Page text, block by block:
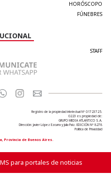
HORÓSCOPO
FÚNEBRES
STAFF
Registro de la propiedad intelectual Nº 01723725.
0223 es propiedad de:
GRUPO MEDIA ATLANTICO S.A.
Dirección: Javier López Ezcurra y Julia Paiz. EDICIÓN Nº 8278
Política de Privacidad
Provincia de Buenos Aires.
para portales de noticias